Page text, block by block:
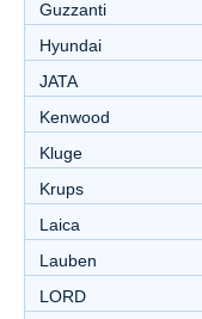
Guzzanti
Hyundai
JATA
Kenwood
Kluge
Krups
Laica
Lauben
LORD